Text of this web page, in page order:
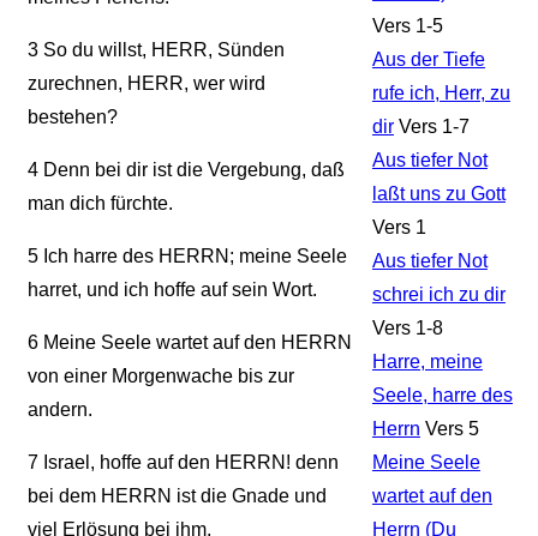
3So du willst, HERR, Sünden
zurechnen, HERR, wer wird
bestehen?
4Denn bei dir ist die Vergebung, daß
man dich fürchte.
5Ich harre des HERRN; meine Seele
harret, und ich hoffe auf sein Wort.
6Meine Seele wartet auf den HERRN
von einer Morgenwache bis zur
andern.
7Israel, hoffe auf den HERRN! denn
bei dem HERRN ist die Gnade und
viel Erlösung bei ihm,
Vers 1-5
Aus der Tiefe
rufe ich, Herr, zu
dir Vers 1-7
Aus tiefer Not
laßt uns zu Gott
Vers 1
Aus tiefer Not
schrei ich zu dir
Vers 1-8
Harre, meine
Seele, harre des
Herrn Vers 5
Meine Seele
wartet auf den
Herrn (Du